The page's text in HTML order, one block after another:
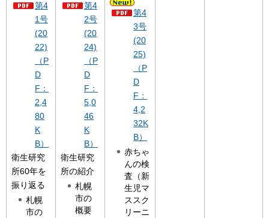
第4
1号
(20
22)
（P
D
F：
2,4
80
K
B）
衛生研究
所60年を
振り返る
札幌
市の
第4
2号
(20
24)
（P
D
F：
5,0
46
K
B）
衛生研究
所の紹介
札幌
市の
概要
第4
3号
(20
25)
（P
D
F：
4,2
32K
B）
赤ちゃ
んの検
査（新
生児マ
ススク
リーニ